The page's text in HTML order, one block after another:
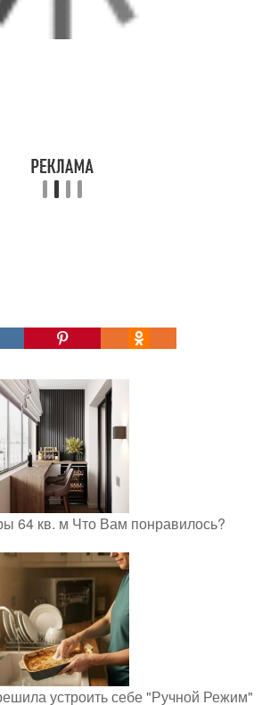
64 кв. м Что Вам понравилось?
устроить себе "Ручной Режим"